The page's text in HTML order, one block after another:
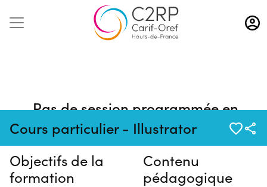
Aller
au
contenu
Cours particulier - Illustrator
Pas de session programmée en
ce moment
Objectifs de la
formation
Contenu
pédagogique